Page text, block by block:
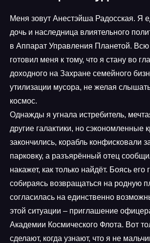
Меня зовут Анестэйша Радосская. Я
дочь и наследница влиятельного
в Аппарат Управления Планетой. Всю
готовил меня к тому, что я стану во
доходного на Захране семейного
утилизации мусора, не желая
космос.
Однажды я угнала истребитель,
другие галактики, но сэкономленные
закончились, корабль конфисковали
парковку, а разъярённый отец
накажет, как только найдёт. Боясь его
собираясь возвращаться на родную
согласилась на единственно
этой ситуации – приглашение
Академии Космического Флота. Вот
сделают, когда узнают, что я не